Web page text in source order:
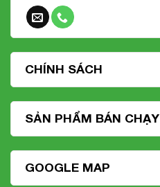
CHÍNH SÁCH
SẢN PHẨM BÁN CHẠY
GOOGLE MAP